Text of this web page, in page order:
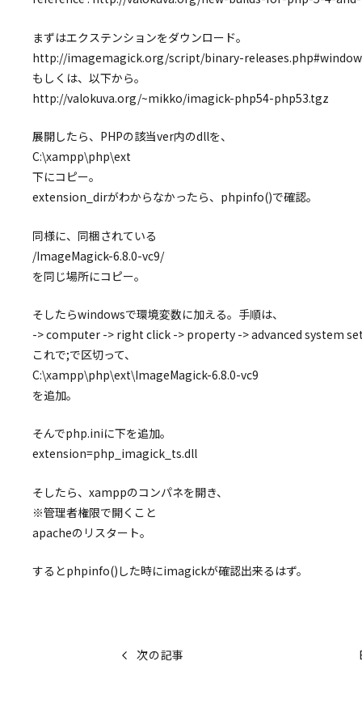
まずはエクステンションをダウンロード。
http://imagemagick.org/script/binary-
もしくは、以下から。
http://valokuva.org/~mikko/imagick-php54-php53.tgz
展開したら、PHPの該当ver内のdllを、
C:\xampp\php\ext
下にコピー。
extension_dirがわからなかったら、phpinfo()で確認。
同様に、同梱されている
/ImageMagick-6.8.0-vc9/
を同じ場所にコピー。
そしたらwindowsで環境変数に加える。手順は、
-> computer -> right click -> property -> advanced system
これで;で区切って、
C:\xampp\php\ext\ImageMagick-6.8.0-vc9
を追加。
そんでphp.iniに下を追加。
extension=php_imagick_ts.dll
そしたら、xamppのコンパネを開き、
※管理者権限で開くこと
apacheのリスタート。
するとphpinfo()した時にimagickが確認出来るはず。
次の記事